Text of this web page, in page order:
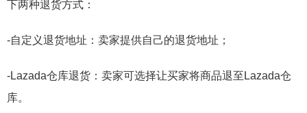
下两种退货方式：
-自定义退货地址：卖家提供自己的退货地址；
-Lazada仓库退货：卖家可选择让买家将商品退至Lazada仓
库。